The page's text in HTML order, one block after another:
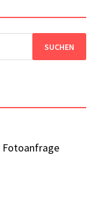
Fotoanfrage